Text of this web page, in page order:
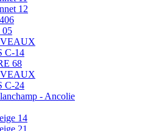
12
05
C-14
68
C-24
- Ancolie
14
21